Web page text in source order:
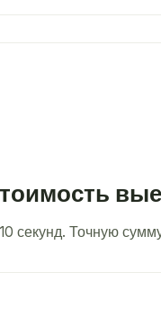
секунд. Точную